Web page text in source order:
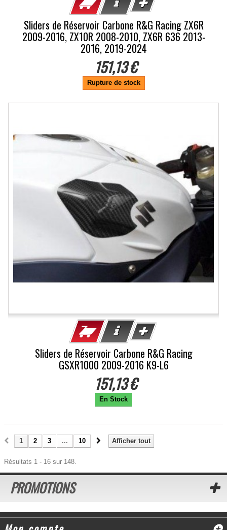
Sliders de Réservoir Carbone R&G Racing ZX6R
2009-2016, ZX10R 2008-2010, ZX6R 636 2013-
2016, 2019-2024
151,13 €
Rupture de stock
Sliders de Réservoir Carbone R&G Racing
GSXR1000 2009-2016 K9-L6
151,13 €
En Stock
Afficher tout
1 2 3 ... 10
Résultats 1 - 16 sur 148.
PROMOTIONS